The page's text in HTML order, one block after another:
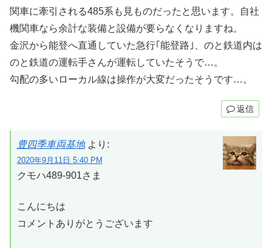
関車に牽引される485系も見ものだったと思います。自社
機関車なら余計な装備と設備が要らなくなりますね。
金沢から能登へ直通していた急行｢能登路｣、のと鉄道内は
のと鉄道の運転手さんが運転していたそうで…。
勾配の多いローカル線は操作が大変だったそうです…。
返信
豊四季車両基地 より:
2020年9月11日 5:40 PM
クモハ489-901さま
こんにちは
コメントありがとうございます